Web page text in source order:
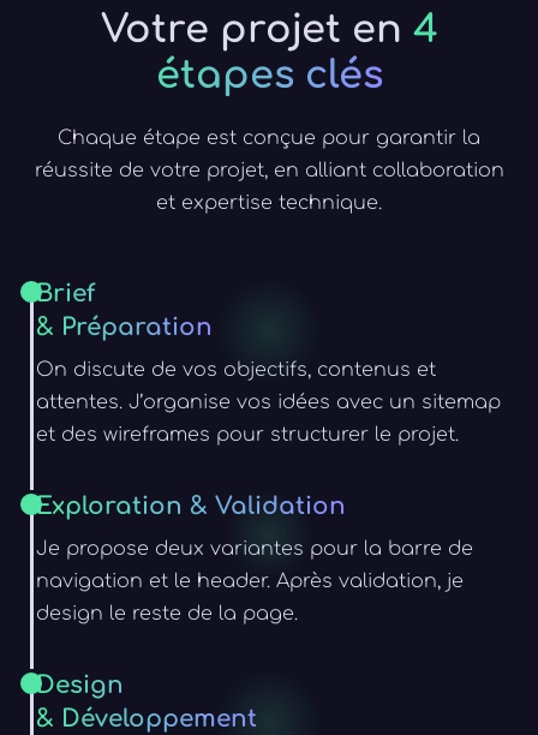
Votre projet en 4
étapes clés
Chaque étape est conçue pour garantir la
réussite de votre projet, en alliant collaboration
et expertise technique.
Brief
& Préparation
On discute de vos objectifs, contenus et
attentes. J’organise vos idées avec un sitemap
et des wireframes pour structurer le projet.
Exploration & Validation
Je propose deux variantes pour la barre de
navigation et le header. Après validation, je
design le reste de la page.
Design
& Développement